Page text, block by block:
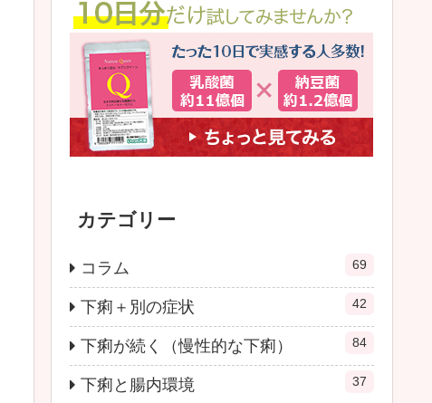
カテゴリー
コラム 69
下痢＋別の症状 42
下痢が続く（慢性的な下痢） 84
下痢と腸内環境 37